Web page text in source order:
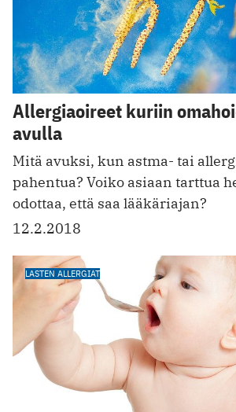
Allergiaoireet kuriin
avulla
Mitä avuksi, kun astma- tai
pahentua? Voiko asiaan tarttua
odottaa, että saa lääkäriajan?
12.2.2018
LASTEN ALLERGIAT